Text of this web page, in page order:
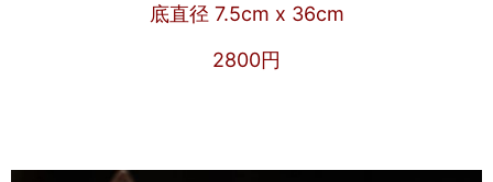
底直径 7.5cm x 36cm
2800円